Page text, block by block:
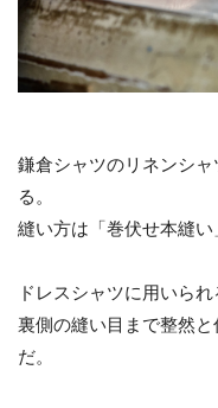
鎌倉シャツのリネンシ
る。
縫い方は「巻伏せ本縫い
ドレスシャツに用いられ
裏側の縫い目まで整然
だ。